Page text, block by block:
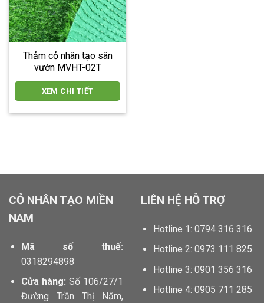
Thảm cỏ nhân tạo sân
vườn MVHT-02T
XEM CHI TIẾT
CỎ NHÂN TẠO MIỀN
NAM
Mã số thuế:
0318294898
Cửa hàng: Số 106/27/1
Đường Trần Thị Năm,
LIÊN HỆ HỖ TRỢ
Hotline 1: 0794 316 316
Hotline 2: 0973 111 825
Hotline 3: 0901 356 316
Hotline 4: 0905 711 285